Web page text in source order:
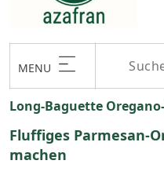
MENU
Long-Baguette
Fluffiges Parmesan-
machen